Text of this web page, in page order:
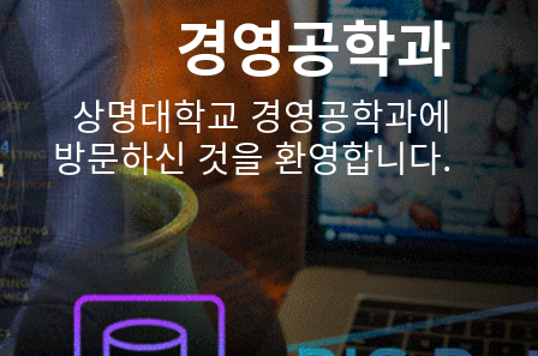
경영공학과
상명대학교 경영공학과에
방문하신 것을 환영합니다.